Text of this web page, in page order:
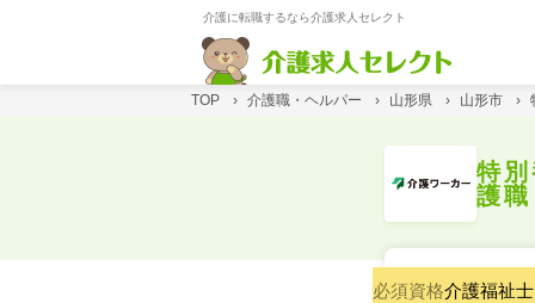
介護に転職するなら介護求人セレクト
TOP › 介護職・ヘルパー › 山形県 › 山形市 ›
特
護
必須資格介護福祉